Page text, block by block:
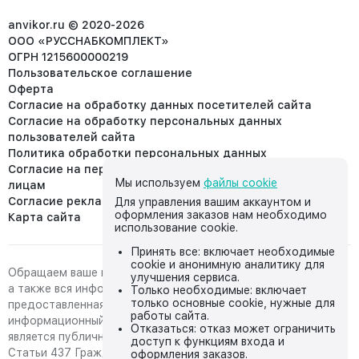
anvikor.ru © 2020-2026
ООО «РУССНАБКОМПЛЕКТ»
ОГРН 1215600000219
Пользовательское соглашение
Оферта
Согласие на обработку данных посетителей сайта
Согласие на обработку персональных данных
пользователей сайта
Политика обработки персональных данных
Согласие на передачу персональных данных третьим
лицам
Согласие реклама
Карта сайта
Обращаем ваше внимание на то, что данный интернет-сайт,
а также вся информация о товарах и ценах,
предоставленная на нём, носит исключительно
информационный характер и ни при каких условиях не
является публичной офертой, определяемой положениями
Статьи 437 Гражданского кодекса Российской Федерации.
Мы используем файлы cookie
Для управления вашим аккаунтом и
оформления заказов нам необходимо
использование cookie.
Принять все: включает необходимые
cookie и анонимную аналитику для
улучшения сервиса.
Только необходимые: включает
только основные cookie, нужные для
работы сайта.
Отказаться: отказ может ограничить
доступ к функциям входа и
оформления заказов.